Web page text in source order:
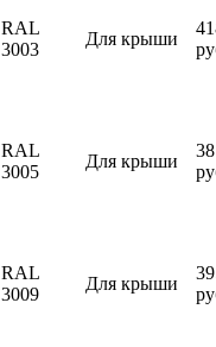
RAL
3003
Для крыши
RAL
3005
Для крыши
RAL
3009
Для крыши